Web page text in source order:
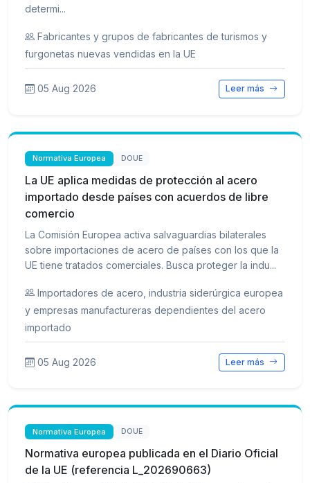
determi...
Fabricantes y grupos de fabricantes de turismos y
furgonetas nuevas vendidas en la UE
05 Aug 2026 Leer más
Normativa Europea DOUE
La UE aplica medidas de protección al acero
importado desde países con acuerdos de libre
comercio
La Comisión Europea activa salvaguardias bilaterales
sobre importaciones de acero de países con los que la
UE tiene tratados comerciales. Busca proteger la indu...
Importadores de acero, industria siderúrgica europea
y empresas manufactureras dependientes del acero
importado
05 Aug 2026 Leer más
Normativa Europea DOUE
Normativa europea publicada en el Diario Oficial
de la UE (referencia L_202690663)